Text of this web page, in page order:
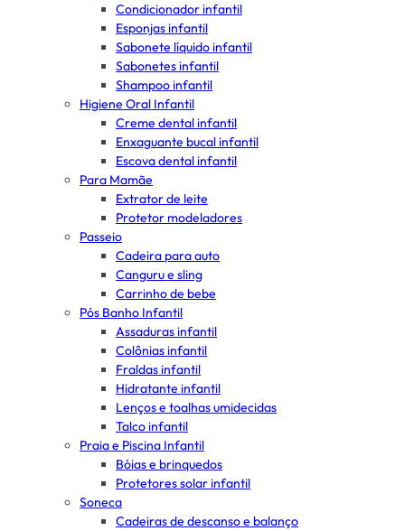
Condicionador infantil
Esponjas infantil
Sabonete líquido infantil
Sabonetes infantil
Shampoo infantil
Higiene Oral Infantil
Creme dental infantil
Enxaguante bucal infantil
Escova dental infantil
Para Mamãe
Extrator de leite
Protetor modeladores
Passeio
Cadeira para auto
Canguru e sling
Carrinho de bebe
Pós Banho Infantil
Assaduras infantil
Colônias infantil
Fraldas infantil
Hidratante infantil
Lenços e toalhas umidecidas
Talco infantil
Praia e Piscina Infantil
Bóias e brinquedos
Protetores solar infantil
Soneca
Cadeiras de descanso e balanço